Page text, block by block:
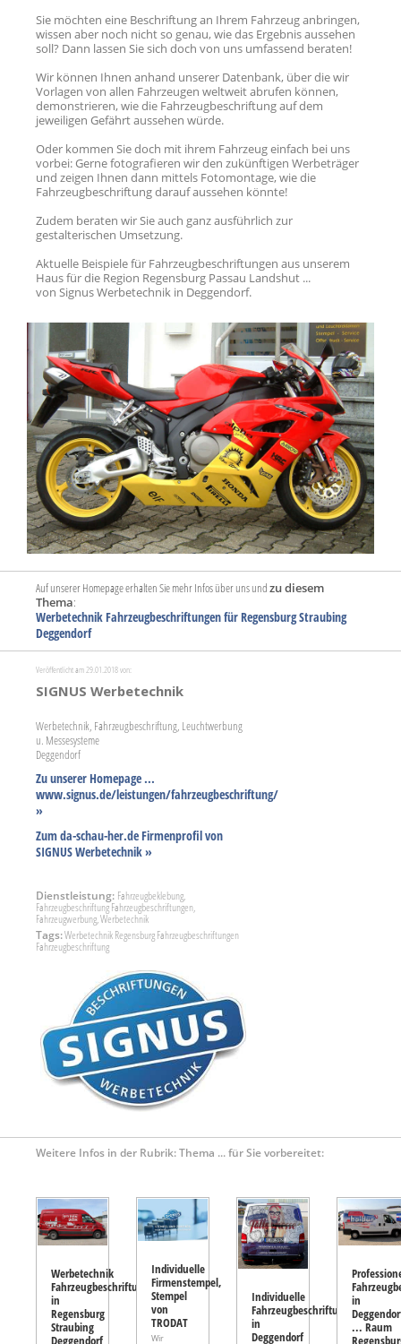
Sie möchten eine Beschriftung an Ihrem Fahrzeug anbringen,
wissen aber noch nicht so genau, wie das Ergebnis aussehen
soll? Dann lassen Sie sich doch von uns umfassend beraten!
Wir können Ihnen anhand unserer Datenbank, über die wir
Vorlagen von allen Fahrzeugen weltweit abrufen können,
demonstrieren, wie die Fahrzeugbeschriftung auf dem
jeweiligen Gefährt aussehen würde.
Oder kommen Sie doch mit ihrem Fahrzeug einfach bei uns
vorbei: Gerne fotografieren wir den zukünftigen Werbeträger
und zeigen Ihnen dann mittels Fotomontage, wie die
Fahrzeugbeschriftung darauf aussehen könnte!
Zudem beraten wir Sie auch ganz ausführlich zur
gestalterischen Umsetzung.
Aktuelle Beispiele für Fahrzeugbeschriftungen aus unserem
Haus für die Region Regensburg Passau Landshut ...
von Signus Werbetechnik in Deggendorf.
Auf unserer Homepage erhalten Sie mehr Infos über uns undzu diesem
Thema:
Werbetechnik Fahrzeugbeschriftungen für Regensburg Straubing
Deggendorf
Veröffentlicht am 29.01.2018 von:
SIGNUS Werbetechnik
Werbetechnik, Fahrzeugbeschriftung, Leuchtwerbung
u. Messesysteme
Deggendorf
Zu unserer Homepage ...
www.signus.de/leistungen/fahrzeugbeschriftung/
»
Zum da-schau-her.de Firmenprofil von
SIGNUS Werbetechnik »
Dienstleistung: Fahrzeugbeklebung,
Fahrzeugbeschriftung Fahrzeugbeschriftungen,
Fahrzeugwerbung, Werbetechnik
Tags:Werbetechnik Regensburg Fahrzeugbeschriftungen
Fahrzeugbeschriftung
Weitere Infos in der Rubrik: Thema ... für Sie vorbereitet:
Werbetechnik
Fahrzeugbeschriftungen
in
Regensburg
Straubing
Deggendorf
Individuelle
Firmenstempel,
Stempel
von
TRODAT
Wir
Individuelle
Fahrzeugbeschriftungen
in
Deggendorf
in
... Raum